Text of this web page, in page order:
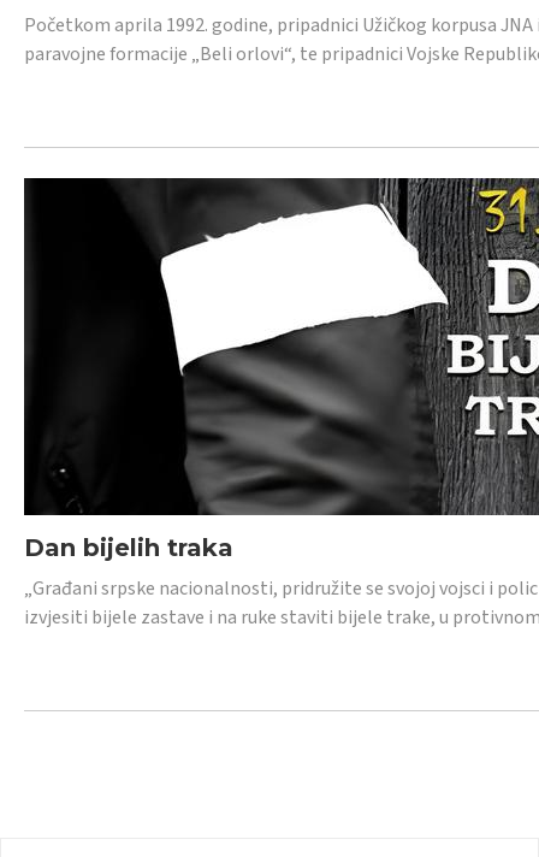
Početkom aprila 1992. godine, pripadnici Užičkog korpusa
paravojne formacije „Beli orlovi“, te pripadnici Vojske
Dan bijelih traka
„Građani srpske nacionalnosti, pridružite se svojoj vojsci i
izvjesiti bijele zastave i na ruke staviti bijele trake, u